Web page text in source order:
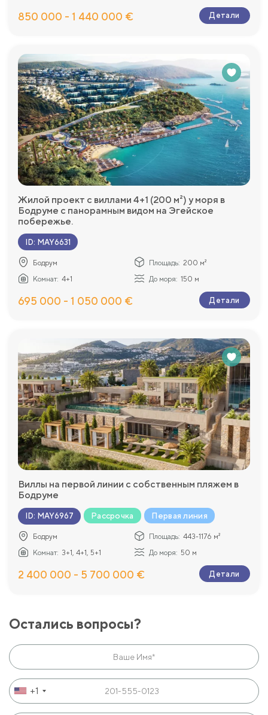
850 000 - 1 440 000 € Детали
Жилой проект с виллами 4+1 (200 м²) у моря в
Бодруме с панорамным видом на Эгейское
побережье.
ID: MAY6631
Бодрум Площадь: 200 м²
Комнат: 4+1 До моря: 150 м
695 000 - 1 050 000 € Детали
Виллы на первой линии с собственным пляжем в
Бодруме
ID: MAY6967 Рассрочка Первая линия
Бодрум Площадь: 443-1176 м²
Комнат: 3+1, 4+1, 5+1 До моря: 50 м
2 400 000 - 5 700 000 € Детали
Остались вопросы?
+1